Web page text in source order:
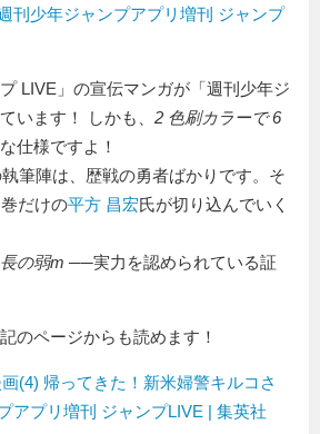
刊少年ジャンプアプリ増刊 ジャンプ
LIVE」の宣伝マンガが「週刊少年ジ
います！ しかも、 2 色刷カラーで 6
仕様ですよ！
筆陣は、歴戦の勇者ばかりです。そ
だけの平方 昌宏氏が切り込んでいく
の弱m ──実力を認められている証
のページからも読めます！
(4) 帰ってきた！新米婦警キルコさ
アプリ増刊 ジャンプLIVE | 集英社